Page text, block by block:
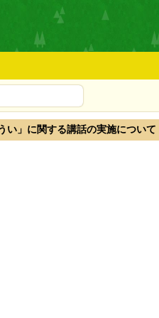
い」に関する講話の実施について